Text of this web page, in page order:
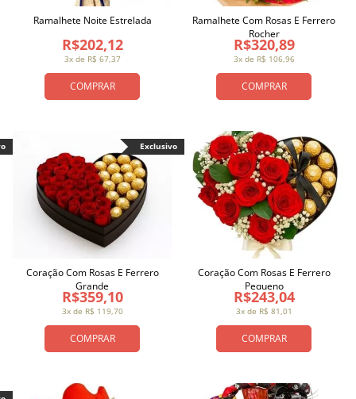
COMPRAR
3x de R$ 67,37
R$202,12
Ramalhete Noite Estrelada
COMPRAR
3x de R$ 106,96
R$320,89
Ramalhete Com Rosas E Ferrero
Rocher
COMPRAR
3x de R$ 119,70
R$359,10
Coração Com Rosas E Ferrero
Grande
Exclusivo
COMPRAR
3x de R$ 81,01
R$243,04
Coração Com Rosas E Ferrero
Pequeno